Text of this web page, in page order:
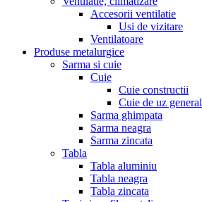
Accesorii ventilatie
Usi de vizitare
Ventilatoare
Produse metalurgice
Sarma si cuie
Cuie
Cuie constructii
Cuie de uz general
Sarma ghimpata
Sarma neagra
Sarma zincata
Tabla
Tabla aluminiu
Tabla neagra
Tabla zincata